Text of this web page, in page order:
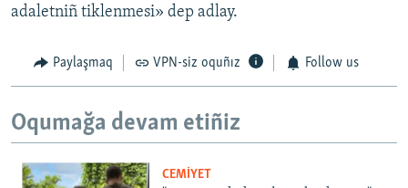
adaletniñ tiklenmesi» dep adlay.
Paylaşmaq VPN-siz oquñız Follow us
Oqumağa devam etiñiz
CEMİYET